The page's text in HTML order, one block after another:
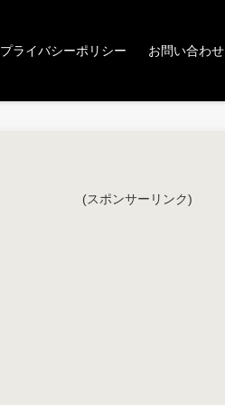
プライバシーポリシー お問い合わせ
(スポンサーリンク)